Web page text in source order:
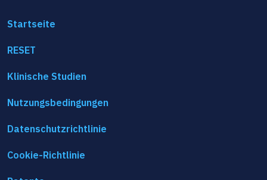
Startseite
RESET
Klinische Studien
Nutzungsbedingungen
Datenschutzrichtlinie
Cookie-Richtlinie